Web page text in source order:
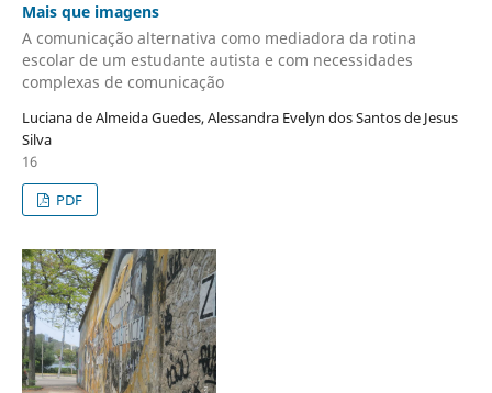
Mais que imagens
A comunicação alternativa como mediadora da rotina
escolar de um estudante autista e com necessidades
complexas de comunicação
Luciana de Almeida Guedes, Alessandra Evelyn dos Santos de Jesus
Silva
16
PDF